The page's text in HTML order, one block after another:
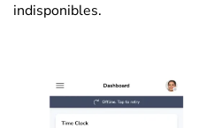
indisponibles.